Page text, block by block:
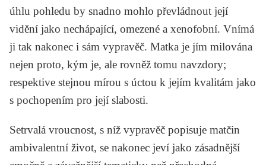
úhlu pohledu by snadno mohlo převládnout její
vidění jako nechápající, omezené a xenofobní. Vnímá
ji tak nakonec i sám vypravěč. Matka je jím milována
nejen proto, kým je, ale rovněž tomu navzdory;
respektive stejnou mírou s úctou k jejím kvalitám jako
s pochopením pro její slabosti.
Setrvalá vroucnost, s níž vypravěč popisuje matčin
ambivalentní život, se nakonec jeví jako zásadnější